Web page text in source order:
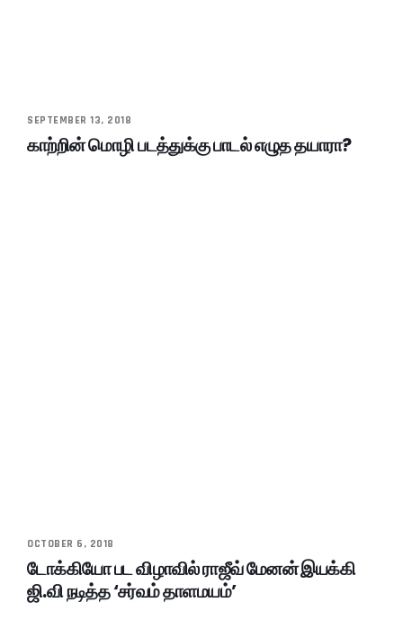
SEPTEMBER 13, 2018
காற்றின் மொழி படத்துக்கு பாடல் எழுத தயாரா?
OCTOBER 6, 2018
டோக்கியோ பட விழாவில் ராஜீவ் மேனன் இயக்கி
ஜி.வி நடித்த ‘சர்வம் தாளமயம்’